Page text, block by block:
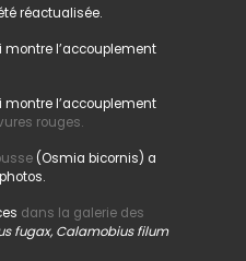
réactualisée.
montre l’accouplement
montre l’accouplement
rouges.
(Osmia bicornis) a
dans la galerie des
fugax, Calamobius filum